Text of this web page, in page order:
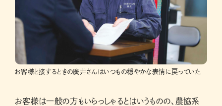
お客様と接するときの廣井さんはいつもの穏やかな表情に戻っていた
お客様は一般の方もいらっしゃるとはいうものの、農協系